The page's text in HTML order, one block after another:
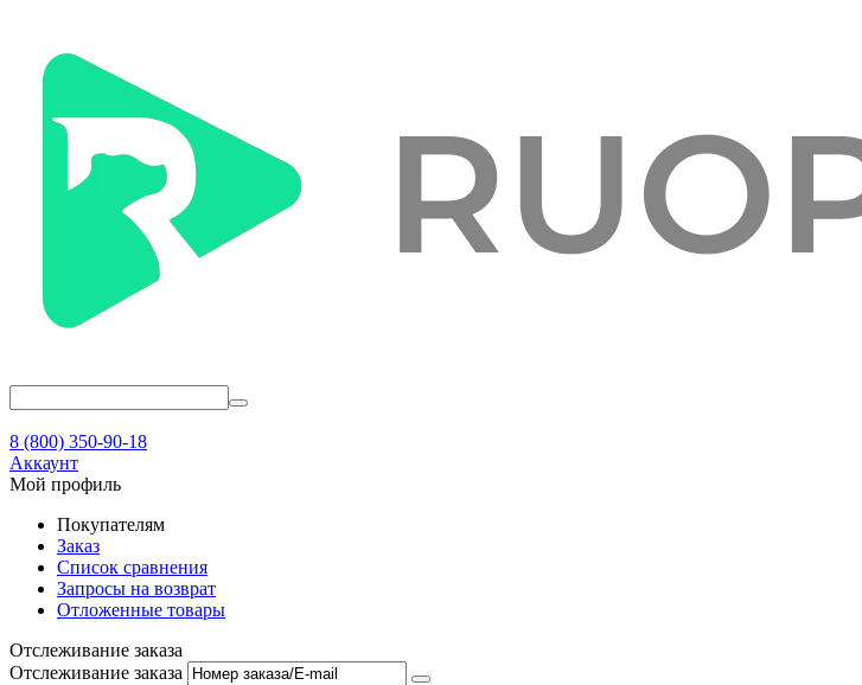
8 (800) 350-90-18
Аккаунт
Мой профиль
Покупателям
Заказ
Список сравнения
Запросы на возврат
Отложенные товары
Отслеживание заказа
Отслеживание заказа